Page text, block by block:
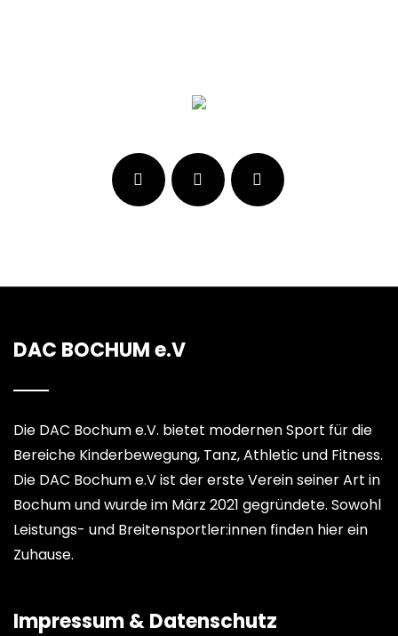
DAC BOCHUM e.V
Die DAC Bochum e.V. bietet modernen Sport für die
Bereiche Kinderbewegung, Tanz, Athletic und Fitness.
Die DAC Bochum e.V ist der erste Verein seiner Art in
Bochum und wurde im März 2021 gegründete. Sowohl
Leistungs- und Breitensportler:innen finden hier ein
Zuhause.
Impressum & Datenschutz